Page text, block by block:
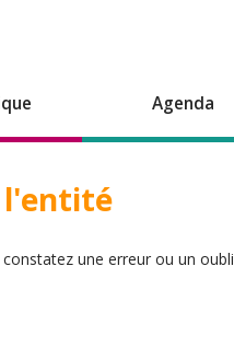
Agenda
l'entité
une erreur ou un